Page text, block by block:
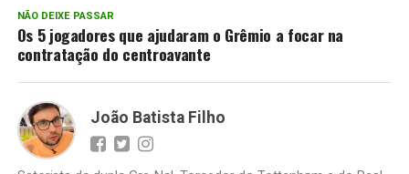
NÃO DEIXE PASSAR
Os 5 jogadores que ajudaram o Grêmio a focar na
contratação do centroavante
João Batista Filho